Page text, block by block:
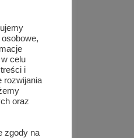
będą: Piotr
starają
m.in.
7 i
celu
i
rozwijania
oraz
zgody na